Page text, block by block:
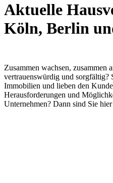
Aktuelle
Köln, Berlin
Zusammen wachsen, zusammen
vertrauenswürdig und sorgfältig?
Immobilien und lieben den
Herausforderungen und
Unternehmen? Dann sind Sie